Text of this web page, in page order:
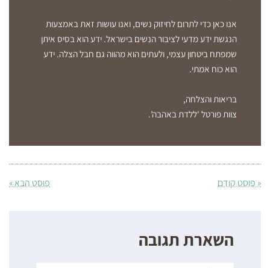
אנו כאן כדי לתרום לחיזוק נשים, ואנו עושות זאת באמצעות
הנגשת ידע מדעי לציבור הנשים בישראל. ידע הוא בסיס איתן
שמפתח ביטחון עצמי, ולעתים הוא מהווה גם חבל הצלה. ידע
הוא כוח אמתי.
בריאות והצלחה,
צוות פורטל 'ללדת באהבה'.
« פוסט קודם פוסט הבא »
השארת תגובה